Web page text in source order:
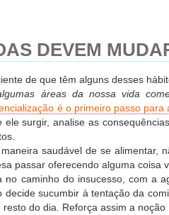
DEVEM
de que têm alguns desses
áreas da nossa vida
é o primeiro passo para
surgir, analise as
saudável de se alimentar,
passar oferecendo alguma coisa
caminho do insucesso, com a
sucumbir à tentação da
do dia. Reforça assim a noção